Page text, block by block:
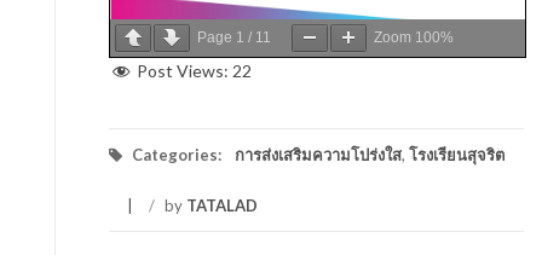
Page 1 / 11 Zoom 100%
Post Views: 22
Categories: การส่งเสริมความโปร่งใส, โรงเรียนสุจริต
/ by TATALAD